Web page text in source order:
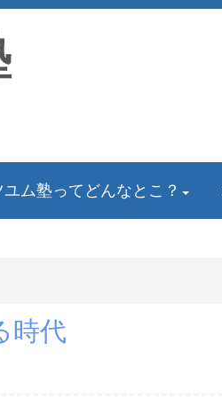
ユム塾ってどんなとこ？
時代